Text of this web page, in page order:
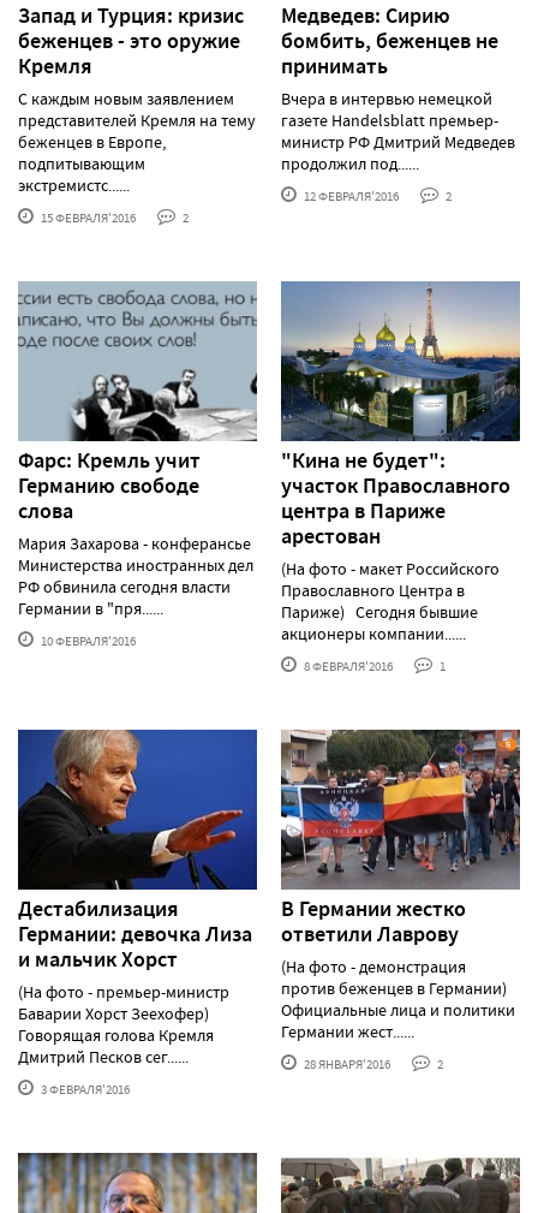
Запад и Турция: кризис
беженцев - это оружие
Кремля
С каждым новым заявлением
представителей Кремля на тему
беженцев в Европе,
подпитывающим
экстремистс......
15 ФЕВРАЛЯ'2016 2
Медведев: Сирию
бомбить, беженцев не
принимать
Вчера в интервью немецкой
газете Handelsblatt премьер-
министр РФ Дмитрий Медведев
продолжил под......
12 ФЕВРАЛЯ'2016 2
Фарс: Кремль учит
Германию свободе
слова
Мария Захарова - конферансье
Министерства иностранных дел
РФ обвинила сегодня власти
Германии в "пря......
10 ФЕВРАЛЯ'2016
"Кина не будет":
участок Православного
центра в Париже
арестован
(На фото - макет Российского
Православного Центра в
Париже) Сегодня бывшие
акционеры компании......
8 ФЕВРАЛЯ'2016 1
Дестабилизация
Германии: девочка Лиза
и мальчик Хорст
(На фото - премьер-министр
Баварии Хорст Зеехофер)
Говорящая голова Кремля
Дмитрий Песков сег......
3 ФЕВРАЛЯ'2016
В Германии жестко
ответили Лаврову
(На фото - демонстрация
против беженцев в Германии)
Официальные лица и политики
Германии жест......
28 ЯНВАРЯ'2016 2